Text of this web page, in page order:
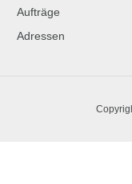
Aufträge
Adressen